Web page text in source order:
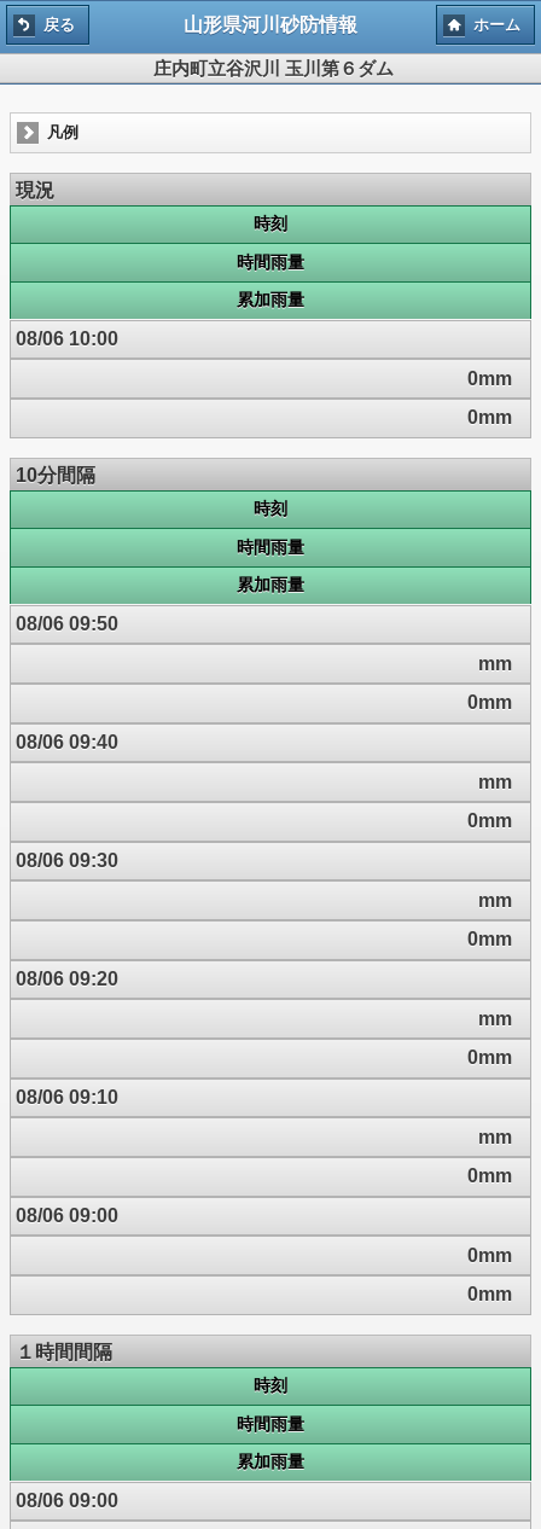
戻る 山形県河川砂防情報 ホーム
庄内町立谷沢川 玉川第６ダム
凡例
現況
時刻
時間雨量
累加雨量
08/06 10:00
0mm
0mm
10分間隔
時刻
時間雨量
累加雨量
08/06 09:50
mm
0mm
08/06 09:40
mm
0mm
08/06 09:30
mm
0mm
08/06 09:20
mm
0mm
08/06 09:10
mm
0mm
08/06 09:00
0mm
0mm
１時間間隔
時刻
時間雨量
累加雨量
08/06 09:00